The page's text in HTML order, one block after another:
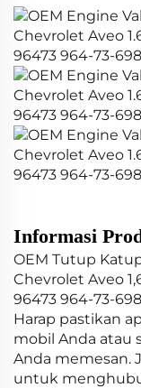
Informasi
OEM Tutup
Chevrolet Aveo
96473 964-73-698
Harap pastikan
mobil Anda atau
Anda memesan.
untuk